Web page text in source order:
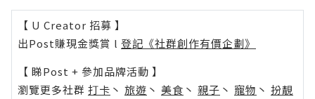
【 U Creator 招募 】
出Post賺現金獎賞 l 登記《社群創作有價企劃》
【 睇Post + 參加品牌活動 】
瀏覽更多社群 打卡 丶 旅遊 丶 美食 丶 親子 丶 寵物 丶 扮靚